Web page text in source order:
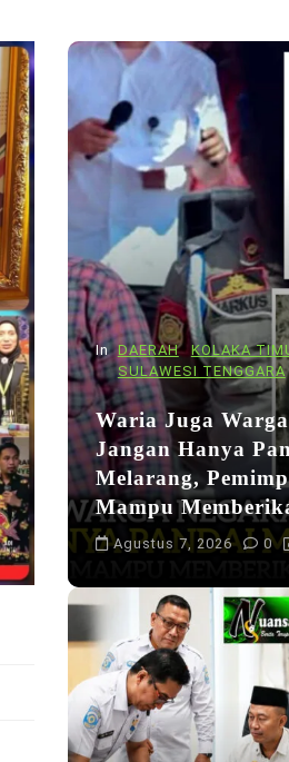
In DAERAH KOLAKA
SULAWESI TENGGARA
Waria Juga
Jangan Hanya
Melarang,
Mampu
Agustus 7, 2026 0